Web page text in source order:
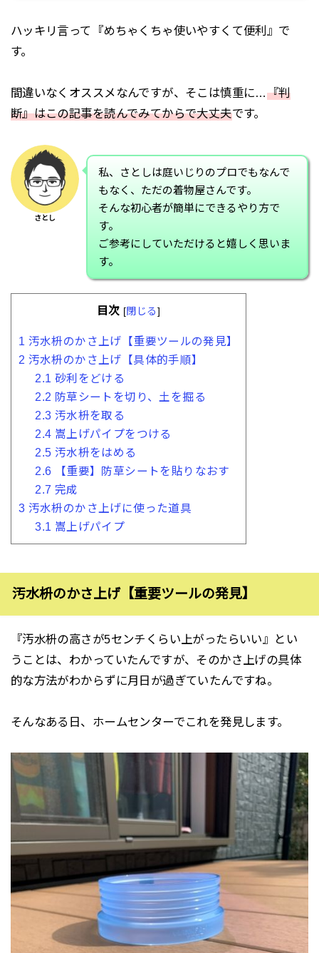
ハッキリ言って『めちゃくちゃ使いやすくて便利』で
す。
間違いなくオススメなんですが、そこは慎重に…『判
断』はこの記事を読んでみてからで大丈夫です。
さとし
私、さとしは庭いじりのプロでもなんで
もなく、ただの着物屋さんです。
そんな初心者が簡単にできるやり方で
す。
ご参考にしていただけると嬉しく思いま
す。
目次 [閉じる]
1 汚水枡のかさ上げ【重要ツールの発見】
2 汚水枡のかさ上げ【具体的手順】
2.1 砂利をどける
2.2 防草シートを切り、土を掘る
2.3 汚水枡を取る
2.4 嵩上げパイプをつける
2.5 汚水枡をはめる
2.6 【重要】防草シートを貼りなおす
2.7 完成
3 汚水枡のかさ上げに使った道具
3.1 嵩上げパイプ
汚水枡のかさ上げ【重要ツールの発見】
『汚水枡の高さが5センチくらい上がったらいい』とい
うことは、わかっていたんですが、そのかさ上げの具体
的な方法がわからずに月日が過ぎていたんですね。
そんなある日、ホームセンターでこれを発見します。